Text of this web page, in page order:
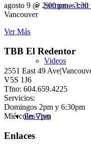
Sermones
Videos
En Vivo
agosto 9 @ 2:00 pm-3:30
Vancouver
Ver Más
TBB El Redentor
2551 East 49
V5S 1J6
Tfno: 604.659.4225
Servicios:
Domingos 2pm y 6:30pm
Miércoles 7pm
Enlaces